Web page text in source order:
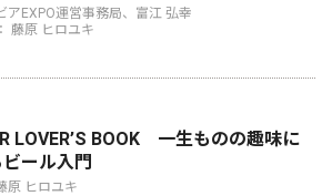
アEXPO運営事務局、富江 弘幸
藤原 ヒロユキ
LOVER’S BOOK 一生ものの趣味に
ール入門
原 ヒロユキ